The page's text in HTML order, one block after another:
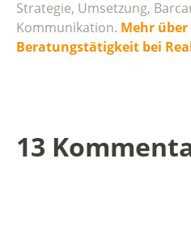
Strategie, Umsetzung,
Kommunikation. Mehr
Beratungstätigkeit bei
13